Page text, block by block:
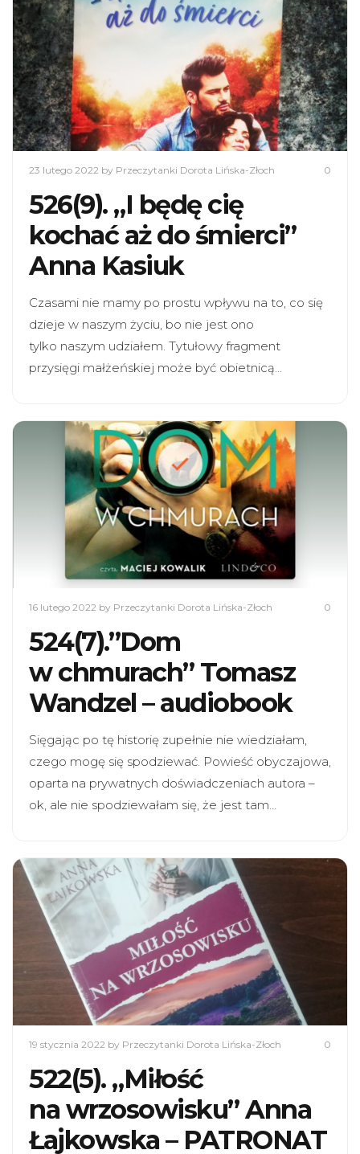
23 lutego 2022 by Przeczytanki Dorota Lińska-Złoch 0
526(9). „I będę cię
kochać aż do śmierci”
Anna Kasiuk
Czasami nie mamy po prostu wpływu na to, co się
dzieje w naszym życiu, bo nie jest ono
tylko naszym udziałem. Tytułowy fragment
przysięgi małżeńskiej może być obietnicą…
16 lutego 2022 by Przeczytanki Dorota Lińska-Złoch 0
524(7).”Dom
w chmurach” Tomasz
Wandzel – audiobook
Sięgając po tę historię zupełnie nie wiedziałam,
czego mogę się spodziewać. Powieść obyczajowa,
oparta na prywatnych doświadczeniach autora –
ok, ale nie spodziewałam się, że jest tam…
19 stycznia 2022 by Przeczytanki Dorota Lińska-Złoch 0
522(5). „Miłość
na wrzosowisku” Anna
Łajkowska – PATRONAT